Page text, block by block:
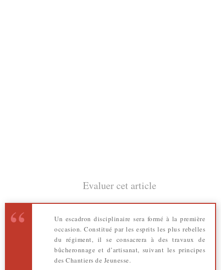
Evaluer cet article
Un escadron disciplinaire sera formé à la première
occasion. Constitué par les esprits les plus rebelles
du régiment, il se consacrera à des travaux de
bûcheronnage et d’artisanat, suivant les principes
des Chantiers de Jeunesse.